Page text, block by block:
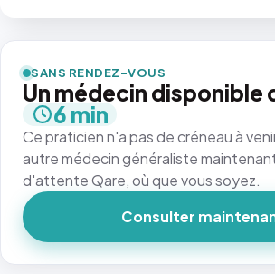
SANS RENDEZ-VOUS
Un médecin disponible
6 min
Ce praticien n'a pas de créneau à
autre médecin généraliste
d'attente Qare, où que vous soyez.
Consulter